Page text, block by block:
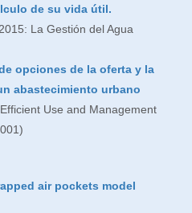
de su vida útil.
La Gestión del Agua
opciones de la oferta y la
abastecimiento urbano
Use and Management
air pockets model